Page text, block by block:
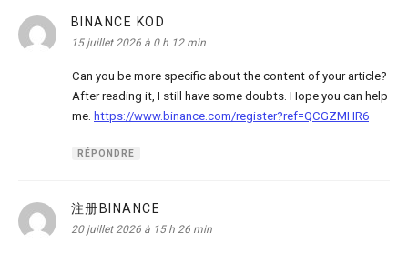
BINANCE KOD
15 juillet 2026 à 0 h 12 min
Can you be more specific about the content of your article?
After reading it, I still have some doubts. Hope you can help
me. https://www.binance.com/register?ref=QCGZMHR6
RÉPONDRE
注册BINANCE
20 juillet 2026 à 15 h 26 min